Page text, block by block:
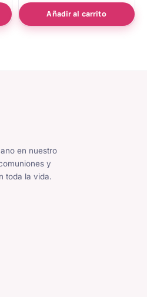
5.00
de 5
Añadir al carrito
en nuestro
y
toda la vida.